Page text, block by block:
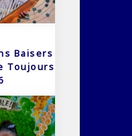
Baisers
Toujours